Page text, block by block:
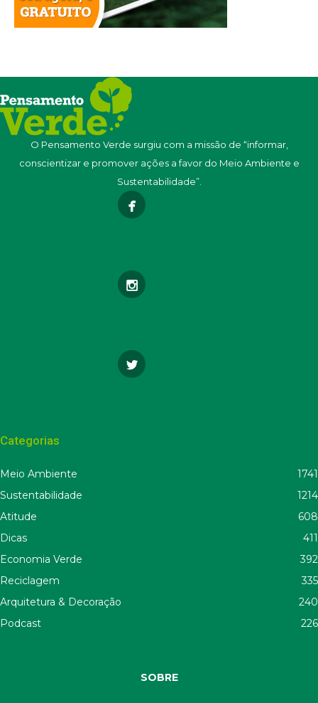
O Pensamento Verde surgiu com a missão de “informar,
conscientizar e promover ações a favor do Meio Ambiente e
Sustentabilidade”.
Categorias
Meio Ambiente
1741
Sustentabilidade
1214
Atitude
608
Dicas
411
Economia Verde
392
Reciclagem
335
Arquitetura & Decoração
240
Podcast
226
SOBRE